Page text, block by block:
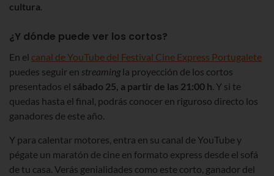
cultura.
¿Y dónde puede ver los cortos?
En el canal de YouTube del Festival Cine Express Portugalete
puedes seguir en streamingla proyección de los cortos
presentados el sábado 25, a partir de las 21:00 h. Y si te
quedas hasta el final, podrás conocer en riguroso directo los
ganadores de este año.
Y para calentar motores, entra en su canal de YouTube y
pégate un maratón de cine en formato express desde el sofá
de tu casa. Verás genialidades como este corto, ganador del